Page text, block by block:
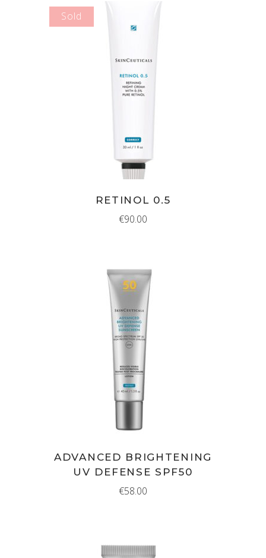
Sold
MEER INFORMATIE
RETINOL 0.5
€90.00
IN WINKELMAND
ADVANCED BRIGHTENING
UV DEFENSE SPF50
€58.00